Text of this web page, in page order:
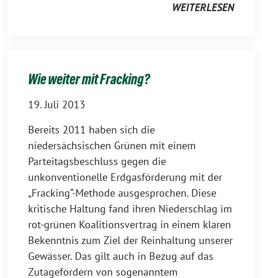
WEITERLESEN
Wie weiter mit Fracking?
19. Juli 2013
Bereits 2011 haben sich die
niedersächsischen Grünen mit einem
Parteitagsbeschluss gegen die
unkonventionelle Erdgasförderung mit der
„Fracking“-Methode ausgesprochen. Diese
kritische Haltung fand ihren Niederschlag im
rot-grünen Koalitionsvertrag in einem klaren
Bekenntnis zum Ziel der Reinhaltung unserer
Gewässer. Das gilt auch in Bezug auf das
Zutagefördern von sogenanntem